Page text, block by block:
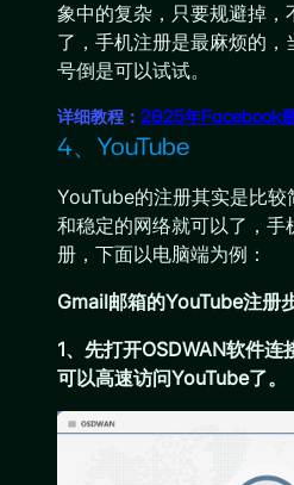
象中的复杂，只要规避掉，
了，手机注册是最麻烦的
号倒是可以试试。
详细教程： 2025年Facebook
4、YouTube
YouTube的注册其实是比较
和稳定的网络就可以了，手
册，下面以电脑端为例：
Gmail邮箱的YouTube注册
1、先打开OSDWAN软件连
可以高速访问YouTube了。